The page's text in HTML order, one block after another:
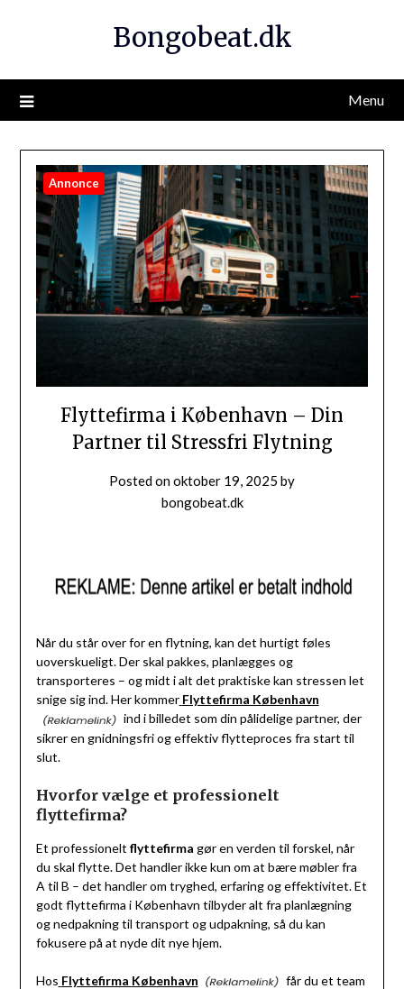
Bongobeat.dk
Menu
Annonce
Flyttefirma i København – Din
Partner til Stressfri Flytning
Posted onoktober 19, 2025 by
bongobeat.dk
Når du står over for en flytning, kan det hurtigt føles
uoverskueligt. Der skal pakkes, planlægges og
transporteres – og midt i alt det praktiske kan stressen let
snige sig ind. Her kommer Flyttefirma København
ind i billedet som din pålidelige partner, der
sikrer en gnidningsfri og effektiv flytteproces fra start til
slut.
Hvorfor vælge et professionelt
flyttefirma?
Et professionelt flyttefirma gør en verden til forskel, når
du skal flytte. Det handler ikke kun om at bære møbler fra
A til B – det handler om tryghed, erfaring og effektivitet. Et
godt flyttefirma i København tilbyder alt fra planlægning
og nedpakning til transport og udpakning, så du kan
fokusere på at nyde dit nye hjem.
Hos Flyttefirma København
får du et team